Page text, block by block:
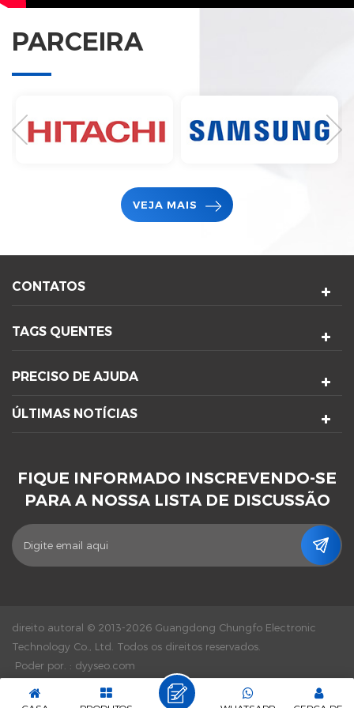
PARCEIRA
VEJA MAIS
CONTATOS
TAGS QUENTES
PRECISO DE AJUDA
ÚLTIMAS NOTÍCIAS
FIQUE INFORMADO INSCREVENDO-SE
PARA A NOSSA LISTA DE DISCUSSÃO
direito autoral © 2013-2026 Guangdong Chungfo Electronic
Technology Co., Ltd. Todos os direitos reservados.
Poder por. : dyyseo.com
XML Política De Privacidade
suportada